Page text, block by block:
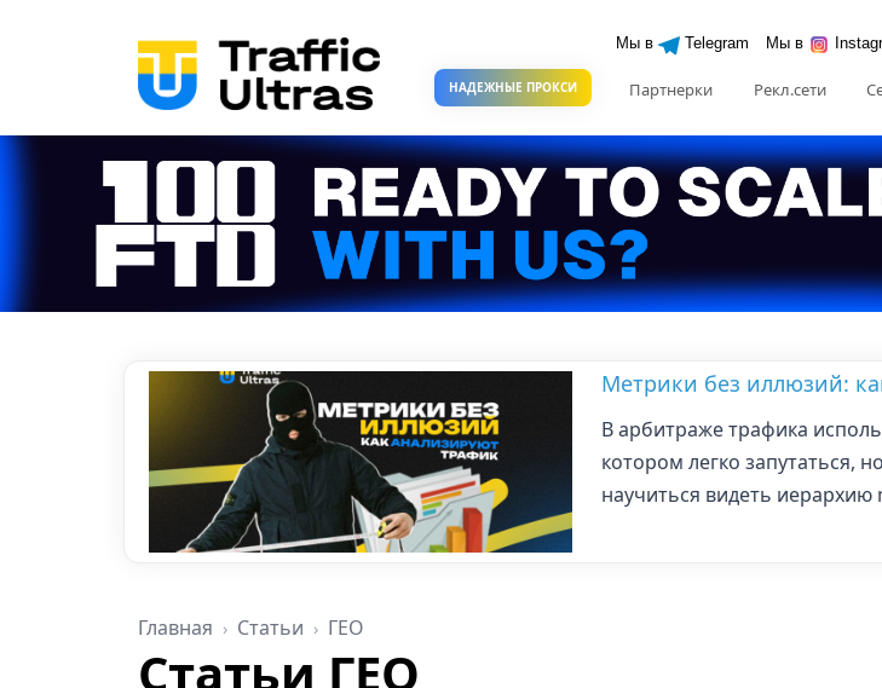
Мы в Telegram Мы в
НАДЕЖНЫЕ ПРОКСИ Партнерки Рекл.сети
Метрики без иллюзий:
В арбитраже трафика
котором легко запутаться,
научиться видеть
Главная Статьи ГЕО
Статьи ГЕО